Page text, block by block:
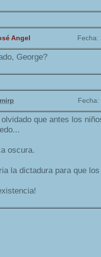
Angel Fecha:
George?
Fecha:
que antes los
oscura.
la dictadura para que